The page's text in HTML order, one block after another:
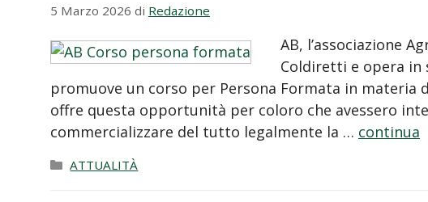
5 Marzo 2026 di Redazione
AB, l’associazione
Coldiretti e opera
promuove un corso per Persona Formata in materia
offre questa opportunità per coloro che avessero
commercializzare del tutto legalmente la … continua
Categorie
ATTUALITÀ